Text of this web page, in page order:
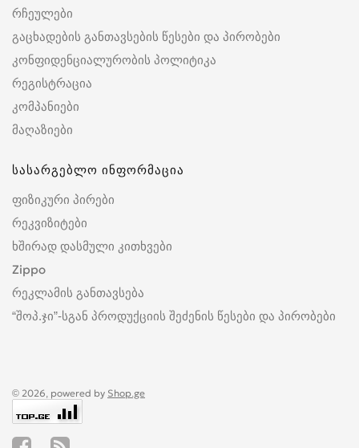
რჩეულები
გაცხადების განთავსების წესები და პირობები
კონფიდენციალურობის პოლიტიკა
რეგისტრაცია
კომპანიები
მაღაზიები
სასარგებლო ინფორმაცია
ფიზიკური პირები
რეკვიზიტები
ხშირად დასმული კითხვები
Zippo
რეკლამის განთავსება
“შოპ.ჯი”-სგან პროდუქციის შეძენის წესები და პირობები
© 2026, powered by Shop.ge